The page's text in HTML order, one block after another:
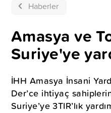
Haberler
Amasya ve
Suriye'ye
İHH Amasya İnsani
Der’ce ihtiyaç
Suriye’ye 3TIR’lık